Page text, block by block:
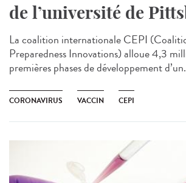
de l’université de
La coalition internationale CEPI
Preparedness Innovations) alloue 4,3
premières phases de développement
CORONAVIRUS VACCIN CEPI